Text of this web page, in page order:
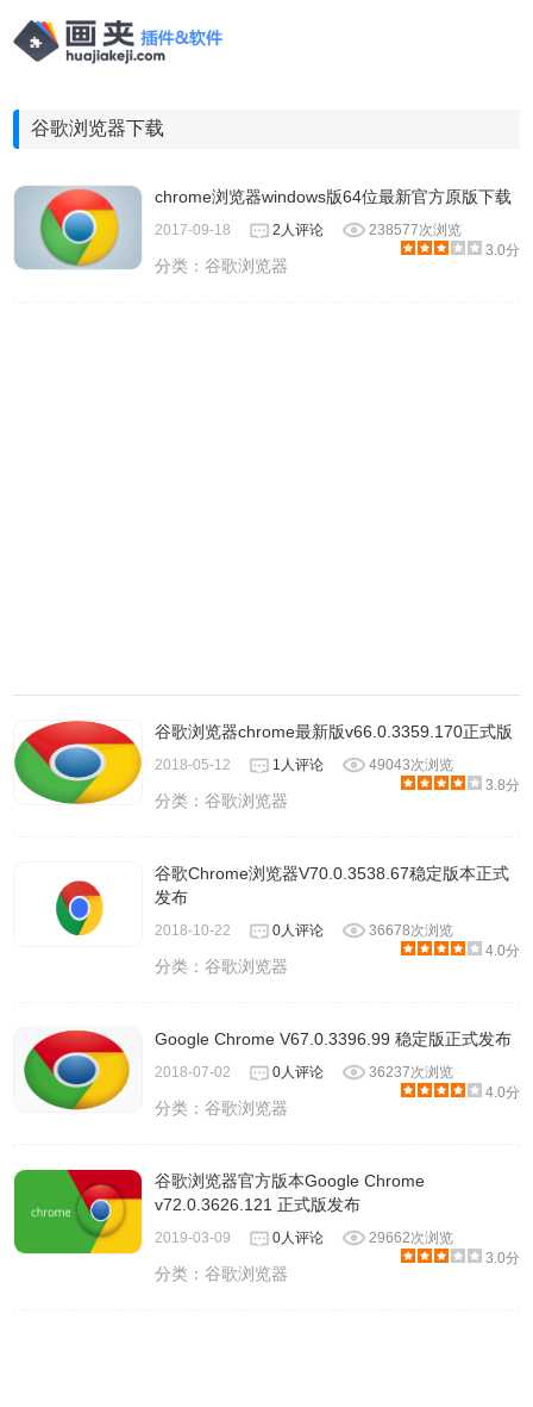
谷歌浏览器下载
chrome浏览器windows版64位最新官方原版下载
2017-09-18 2人评论
238577次浏览
3.0分
分类：谷歌浏览器
谷歌浏览器chrome最新版v66.0.3359.170正式版
2018-05-12 1人评论
49043次浏览
3.8分
分类：谷歌浏览器
谷歌Chrome浏览器V70.0.3538.67稳定版本正式
发布
2018-10-22 0人评论
36678次浏览
4.0分
分类：谷歌浏览器
Google Chrome V67.0.3396.99 稳定版正式发布
2018-07-02 0人评论
36237次浏览
4.0分
分类：谷歌浏览器
谷歌浏览器官方版本Google Chrome
v72.0.3626.121 正式版发布
2019-03-09 0人评论
29662次浏览
3.0分
分类：谷歌浏览器